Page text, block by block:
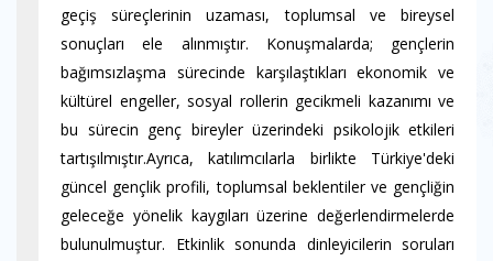
geçiş süreçlerinin uzaması, toplumsal ve bireysel
sonuçları ele alınmıştır. Konuşmalarda; gençlerin
bağımsızlaşma sürecinde karşılaştıkları ekonomik ve
kültürel engeller, sosyal rollerin gecikmeli kazanımı ve
bu sürecin genç bireyler üzerindeki psikolojik etkileri
tartışılmıştır.Ayrıca, katılımcılarla birlikte Türkiye'deki
güncel gençlik profili, toplumsal beklentiler ve gençliğin
geleceğe yönelik kaygıları üzerine değerlendirmelerde
bulunulmuştur. Etkinlik sonunda dinleyicilerin soruları